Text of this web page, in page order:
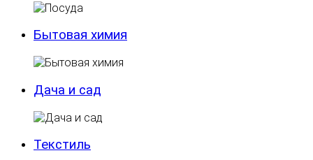
Бытовая химия
Дача и сад
Текстиль